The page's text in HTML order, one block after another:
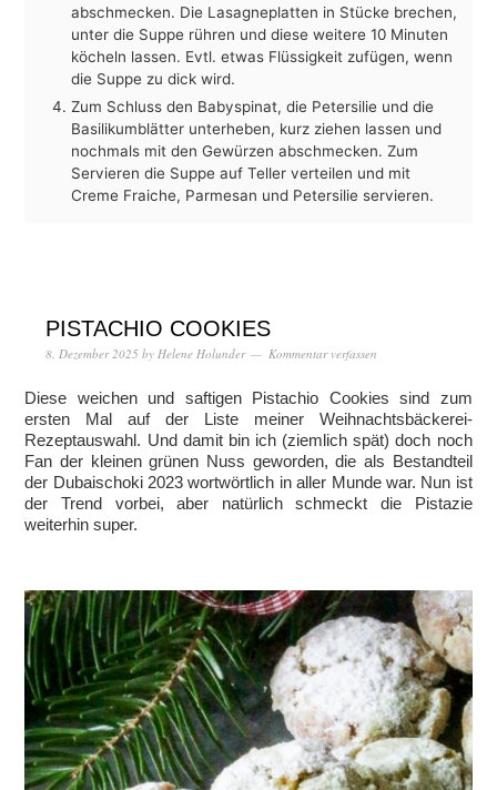
abschmecken. Die Lasagneplatten in Stücke brechen,
unter die Suppe rühren und diese weitere 10 Minuten
köcheln lassen. Evtl. etwas Flüssigkeit zufügen, wenn
die Suppe zu dick wird.
Zum Schluss den Babyspinat, die Petersilie und die
Basilikumblätter unterheben, kurz ziehen lassen und
nochmals mit den Gewürzen abschmecken. Zum
Servieren die Suppe auf Teller verteilen und mit
Creme Fraiche, Parmesan und Petersilie servieren.
PISTACHIO COOKIES
8. Dezember 2025 by Helene Holunder Kommentar verfassen
Diese weichen und saftigen Pistachio Cookies sind zum
ersten Mal auf der Liste meiner Weihnachtsbäckerei-
Rezeptauswahl. Und damit bin ich (ziemlich spät) doch noch
Fan der kleinen grünen Nuss geworden, die als Bestandteil
der Dubaischoki 2023 wortwörtlich in aller Munde war. Nun ist
der Trend vorbei, aber natürlich schmeckt die Pistazie
weiterhin super.